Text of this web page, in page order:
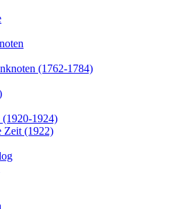
(1762-1784)
(1920-1924)
Zeit (1922)